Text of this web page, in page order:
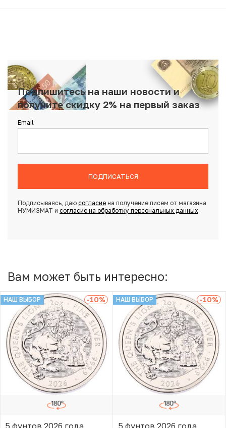
Подпишитесь на наши новости и
получите скидку 2% на первый заказ
Email
ПОДПИСАТЬСЯ
Подписываясь, даю согласиена получение писем от магазина
НУМИЗМАТ и согласие на обработку персональных данных
Вам может быть интересно:
НАШ ВЫБОР -10%
5 фунтов 2026 года
НАШ ВЫБОР -10%
5 фунтов 2026 года